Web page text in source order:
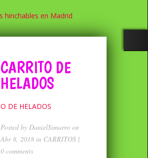
CARRITO DE
HELADOS
Posted by DanielSimarro on
Abr 8, 2018 in CARRITOS |
0 comments